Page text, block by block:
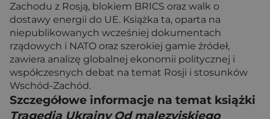
Zachodu z Rosją, blokiem BRICS oraz walk o
dostawy energii do UE. Książka ta, oparta na
niepublikowanych wcześniej dokumentach
rządowych i NATO oraz szerokiej gamie źródeł,
zawiera analizę globalnej ekonomii politycznej i
współczesnych debat na temat Rosji i stosunków
Wschód-Zachód.
Szczegółowe informacje na temat książki
Tragedia Ukrainy Od malezyjskiego